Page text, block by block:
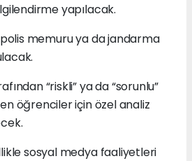
yapılacak.
memuru ya da jandarma
“riskli” ya da “sorunlu”
öğrenciler için özel analiz
sosyal medya faaliyetleri